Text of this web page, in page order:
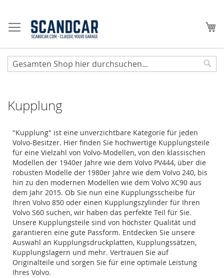
Inhalt
springen
Kupplung
"Kupplung" ist eine unverzichtbare Kategorie für jeden
Volvo-Besitzer. Hier finden Sie hochwertige Kupplungsteile
für eine Vielzahl von Volvo-Modellen, von den klassischen
Modellen der 1940er Jahre wie dem Volvo PV444, über die
robusten Modelle der 1980er Jahre wie dem Volvo 240, bis
hin zu den modernen Modellen wie dem Volvo XC90 aus
dem Jahr 2015. Ob Sie nun eine Kupplungsscheibe für
Ihren Volvo 850 oder einen Kupplungszylinder für Ihren
Volvo S60 suchen, wir haben das perfekte Teil für Sie.
Unsere Kupplungsteile sind von höchster Qualität und
garantieren eine gute Passform. Entdecken Sie unsere
Auswahl an Kupplungsdruckplatten, Kupplungssätzen,
Kupplungslagern und mehr. Vertrauen Sie auf
Originalteile und sorgen Sie für eine optimale Leistung
Ihres Volvo.